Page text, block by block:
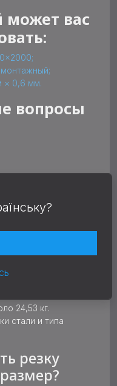
может вас
× 0,6 мм.
вопросы
доставки и
или
24,53 кг.
стали и типа
резку